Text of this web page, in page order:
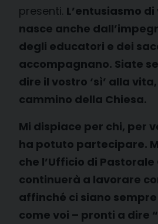
presenti. L’entusiasmo
nasce anche
degli educatori e dei
accompagnano. Siate
dire il vostro ‘sì’ alla
cammino della Chiesa.
Mi dispiace per chi, per
ha potuto partecipare.
che l’Ufficio di
continuerà a lavorare
affinché ci siano
come voi – pronti a dire